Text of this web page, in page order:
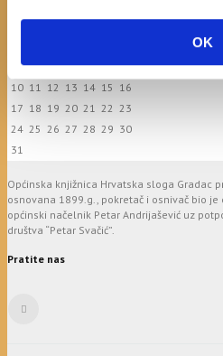
OK
4 5 6 7 8
9
10 11 12 13 14 15 16
17 18 19 20 21 22 23
24 25 26 27 28 29 30
31
Općinska knjižnica Hrvatska sloga Gradac
osnovana 1899.g., pokretač i osnivač bio je
općinski načelnik Petar Andrijašević uz
društva “Petar Svačić”.
Pratite nas